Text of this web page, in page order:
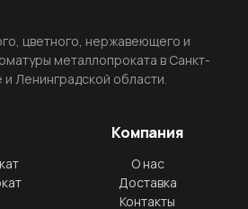
цветного, нержавеющего и
металлопроката в Санкт-
Ленинградской области.
Компания
О нас
Доставка
Контакты